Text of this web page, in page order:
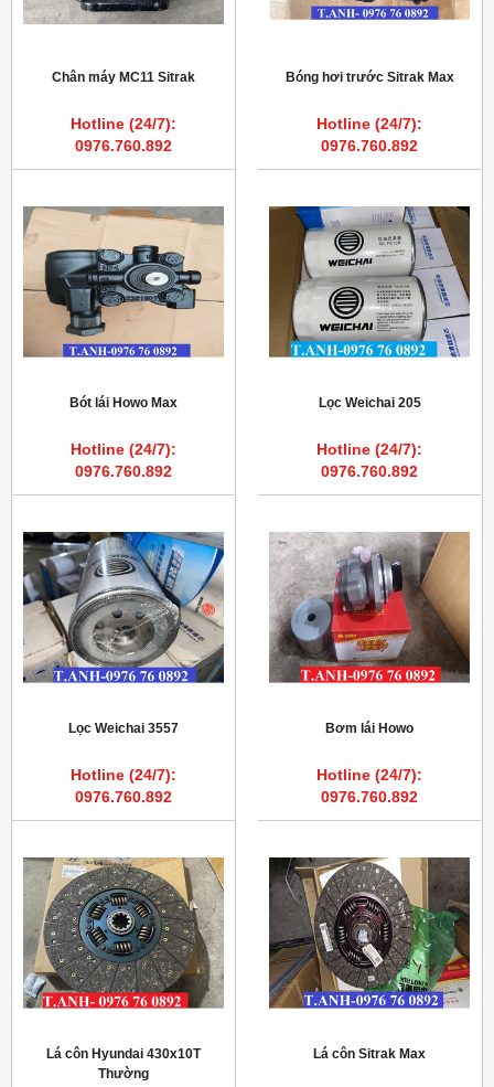
Chân máy MC11 Sitrak
Hotline (24/7):
0976.760.892
Bóng hơi trước Sitrak Max
Hotline (24/7):
0976.760.892
Bót lái Howo Max
Hotline (24/7):
0976.760.892
Lọc Weichai 205
Hotline (24/7):
0976.760.892
Lọc Weichai 3557
Hotline (24/7):
0976.760.892
Bơm lái Howo
Hotline (24/7):
0976.760.892
Lá côn Hyundai 430x10T
Thường
Lá côn Sitrak Max